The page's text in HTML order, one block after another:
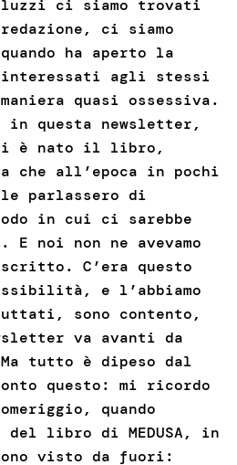
ci siamo trovati
ci siamo
ha aperto la
interessati agli stessi
quasi ossessiva.
questa newsletter,
è nato il libro,
che all’epoca in pochi
parlassero di
in cui ci sarebbe
noi non ne avevamo
C’era questo
e l’abbiamo
sono contento,
va avanti da
tutto è dipeso dal
questo: mi ricordo
quando
del libro di MEDUSA, in
visto da fuori: